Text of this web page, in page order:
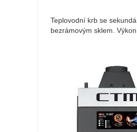
Teplovodní krb se
bezrámovým sklem.